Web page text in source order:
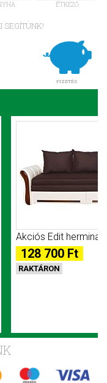
ÉTKEZŐ
SEGÍTÜNK!
FIZETÉS
Akciós Edit hermina
128 700 Ft
RAKTÁRON